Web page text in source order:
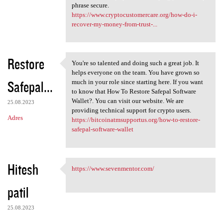
phrase secure.
https://www.cryptocustomercare.org/how-do-i-
recover-my-money-from-trust-...
Restore
Safepal...
25.08.2023
Adres
You're so talented and doing
You're so talented and doing such a great job. It
helps everyone on the team. You have grown so
much in your role since starting here. If you want
to know that How To Restore Safepal Software
Wallet?. You can visit our website. We are
providing technical support for crypto users.
https://bitcoinatmsupportus.org/how-to-restore-
safepal-software-wallet
Hitesh
patil
25.08.2023
https://www.sevenmentor.com/
https://www.sevenmentor.com/